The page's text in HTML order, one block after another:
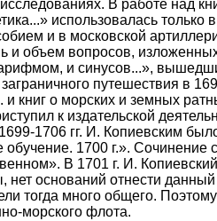
В работе над
использовалась
и в московской
объем вопросов,
и синусов...»,
путешествия в
книг о морских и земных
к издательской
1706 гг. И. Копиевским
1700 г.».
В 1701 г. И.
оснований отнести
тогда много общего.
морского флота.